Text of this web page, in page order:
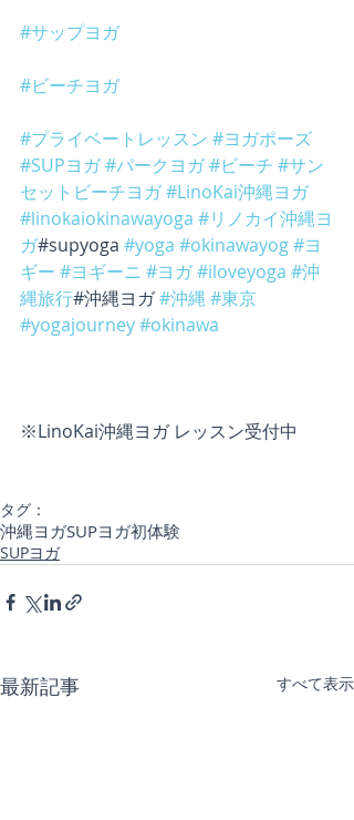
#サップヨガ
#ビーチヨガ
#プライベートレッスン #ヨガポーズ
#SUPヨガ#パークヨガ#ビーチ #サン
セットビーチヨガ#LinoKai沖縄ヨガ
#linokaiokinawayoga #リノカイ沖縄ヨ
ガ#supyoga #yoga #okinawayog#ヨ
ギー #ヨギーニ #ヨガ#iloveyoga #沖
縄旅行#沖縄ヨガ #沖縄 #東京
#yogajourney#okinawa
※LinoKai沖縄ヨガ レッスン受付中
タグ：
沖縄ヨガSUPヨガ初体験
SUPヨガ
最新記事 すべて表示